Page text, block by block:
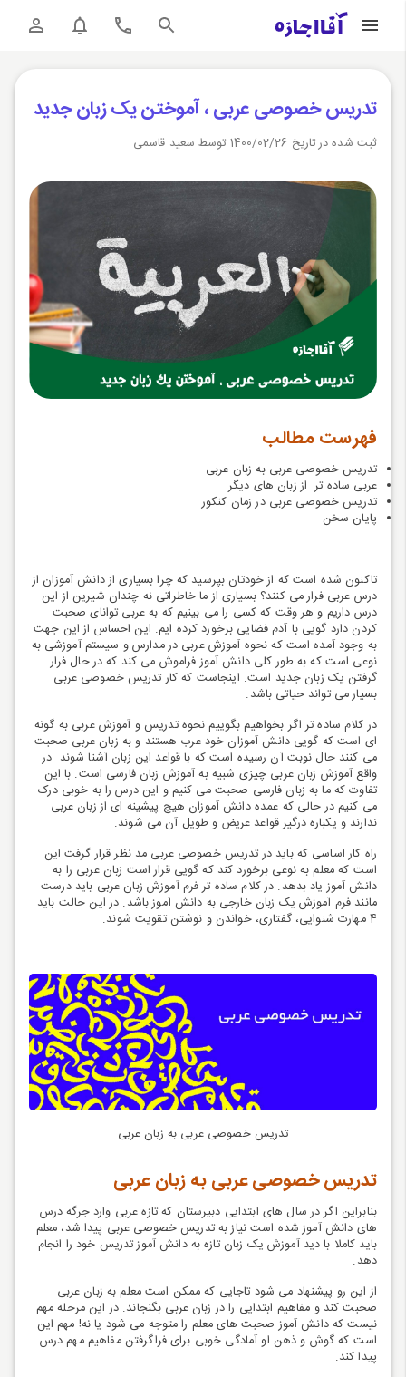
تدریس خصوصی عربی ، آموختن یک زبان جدید
ثبت شده در تاریخ 1400/02/26 توسط سعید قاسمی
فهرست مطالب
تدریس خصوصی عربی به زبان عربی
عربی ساده تر از زبان های دیگر
تدریس خصوصی عربی در زمان کنکور
پایان سخن
تاکنون شده است که از خودتان بپرسید که چرا بسیاری از دانش آموزان از
درس عربی فرار می کنند؟ بسیاری از ما خاطراتی نه چندان شیرین از این
درس داریم و هر وقت که کسی را می بینیم که به عربی توانای صحبت
کردن دارد گویی با آدم فضایی برخورد کرده ایم. این احساس از این جهت
به وجود آمده است که نحوه آموزش عربی در مدارس و سیستم آموزشی به
نوعی است که به طور کلی دانش آموز فراموش می کند که در حال فرار
گرفتن یک زبان جدید است. اینجاست که کارتدریس خصوصی عربی
بسیار می تواند حیاتی باشد.
در کلام ساده تر اگر بخواهیم بگوییم نحوه تدریس و آموزش عربی به گونه
ای است که گویی دانش آموزان خود عرب هستند و به زبان عربی صحبت
می کنند حال نوبت آن رسیده است که با قواعد این زبان آشنا شوند. در
واقع آموزش زبان عربی چیزی شبیه به آموزش زبان فارسی است. با این
تفاوت که ما به زبان فارسی صحبت می کنیم و این درس را به خوبی درک
می کنیم در حالی که عمده دانش آموزان هیچ پیشینه ای از زبان عربی
ندارند و یکباره درگیر قواعد عریض و طویل آن می شوند.
راه کار اساسی که باید در تدریس خصوصی عربی مد نظر قرار گرفت این
است که معلم به نوعی برخورد کند که گویی قرار است زبان عربی را به
دانش آموز یاد بدهد. در کلام ساده تر فرم آموزش زبان عربی باید درست
مانند فرم آموزش یک زبان خارجی به دانش آموز باشد. در این حالت باید
4 مهارت شنوایی، گفتاری، خواندن و نوشتن تقویت شوند.
تدریس خصوصی عربی به زبان عربی
تدریس خصوصی عربی به زبان عربی
بنابراین اگر در سال های ابتدایی دبیرستان که تازه عربی وارد جرگه درس
های دانش آموز شده است نیاز به تدریس خصوصی عربی پیدا شد، معلم
باید کاملا با دید آموزش یک زبان تازه به دانش آموز تدریس خود را انجام
دهد.
از این رو پیشنهاد می شود تاجایی که ممکن است معلم به زبان عربی
صحبت کند و مفاهیم ابتدایی را در زبان عربی بگنجاند. در این مرحله مهم
نیست که دانش آموز صحبت های معلم را متوجه می شود یا نه! مهم این
است که گوش و ذهن او آمادگی خوبی برای فراگرفتن مفاهیم مهم درس
پیدا کند.